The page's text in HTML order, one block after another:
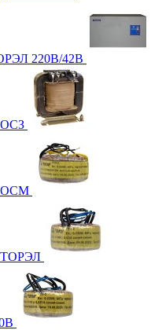
220В/42В
ОСЗ
ОСМ
ТОРЭЛ